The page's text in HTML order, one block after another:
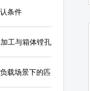
条件
工与箱体镗孔
载场景下的匹